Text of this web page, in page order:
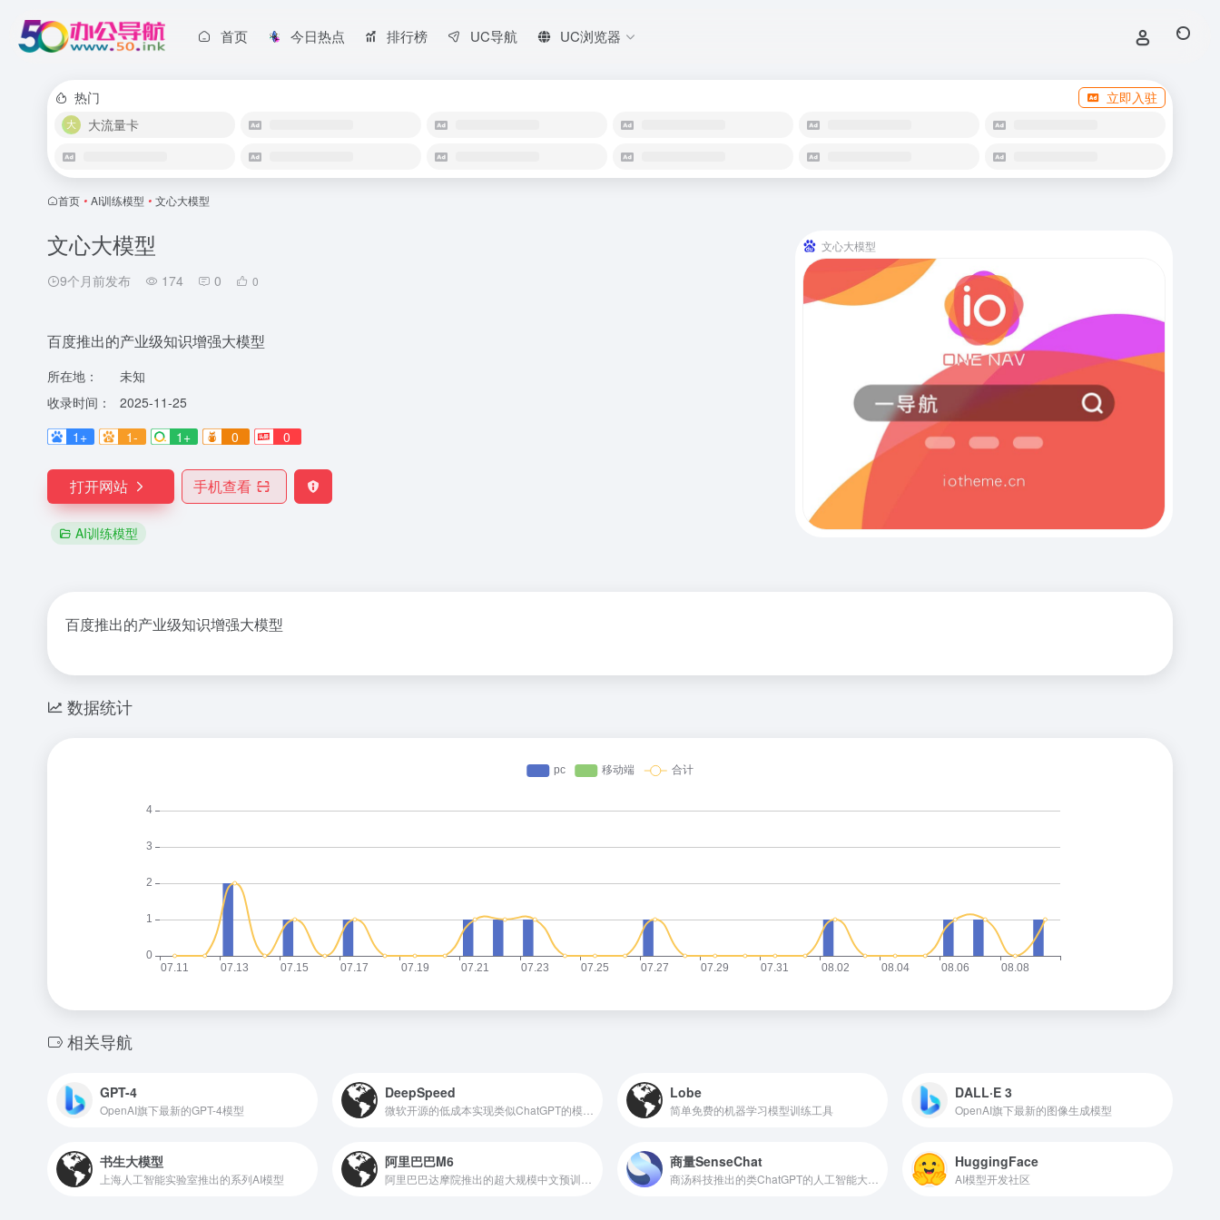
首页 今日热点 排行榜 UC导航 UC浏览器
热门
立即入驻
大流量卡
首页 • AI训练模型 • 文心大模型
文心大模型
9个月前发布 174 0 0
百度推出的产业级知识增强大模型
所在地：
未知
收录时间：
2025-11-25
1+
1- 1+ 0 0
打开网站 手机查看
AI训练模型
文心大模型
百度推出的产业级知识增强大模型
数据统计
相关导航
GPT-4
OpenAI旗下最新的GPT-4模型
DeepSpeed Lobe
简单免费的机器学习模型训练工具
DALL·E 3
OpenAI旗下最新的图像生成模型
书生大模型
上海人工智能实验室推出的系列AI模型
阿里巴巴M6 商量SenseChat HuggingFace
AI模型开发社区